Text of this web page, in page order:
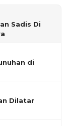
Sadis Di
di
Dilatar